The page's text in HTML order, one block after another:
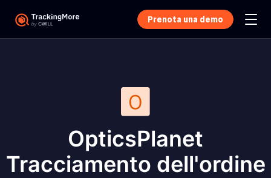
Prenota una demo
OpticsPlanet
Tracciamento dell'ordine